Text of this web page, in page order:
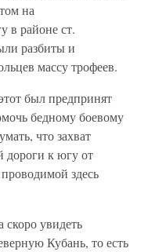
на
в районе ст.
разбиты и
массу трофеев.
был предпринят
бедному боевому
что захват
дороги к югу от
здесь
скоро увидеть
Кубань, то есть